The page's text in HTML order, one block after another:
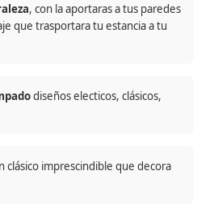
, con la aportaras a tus paredes
que trasportara tu estancia a tu
diseños electicos, clásicos,
clásico imprescindible que decora